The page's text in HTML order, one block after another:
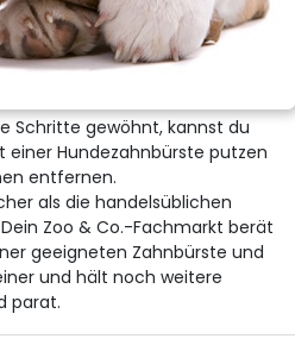
Schritte gewöhnt, kannst du
Hundezahnbürste putzen
entfernen.
als die handelsüblichen
Zoo & Co.-Fachmarkt berät
geeigneten Zahnbürste und
und hält noch weitere
parat.